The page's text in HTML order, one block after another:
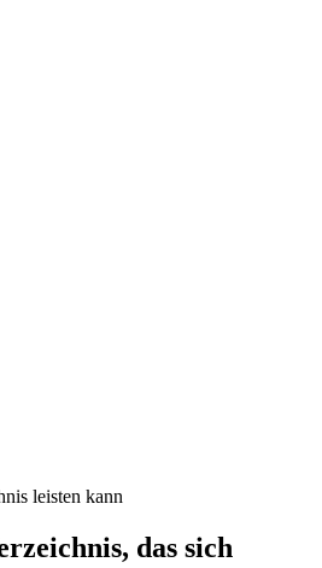
leisten kann
das sich